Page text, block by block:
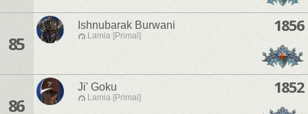
85
Ishnubarak Burwani
Lamia [Primal]
1856
86
Ji' Goku
Lamia [Primal]
1852